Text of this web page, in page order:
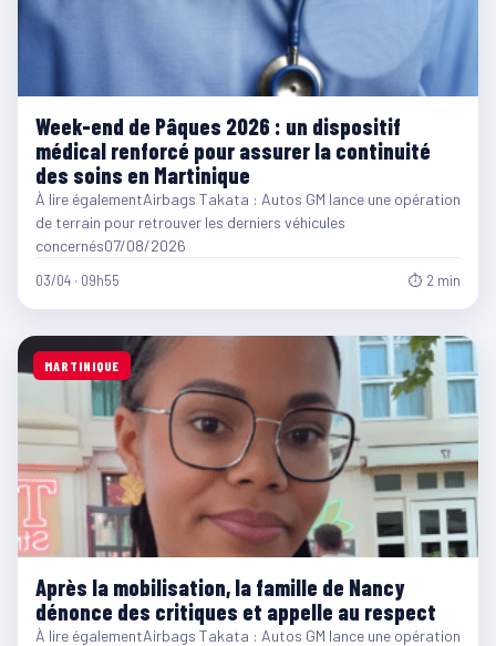
Week-end de Pâques 2026 : un dispositif
médical renforcé pour assurer la continuité
des soins en Martinique
À lire égalementAirbags Takata : Autos GM lance une opération
de terrain pour retrouver les derniers véhicules
concernés07/08/2026
03/04 · 09h55 ⏱ 2 min
MARTINIQUE
Après la mobilisation, la famille de Nancy
dénonce des critiques et appelle au respect
À lire égalementAirbags Takata : Autos GM lance une opération